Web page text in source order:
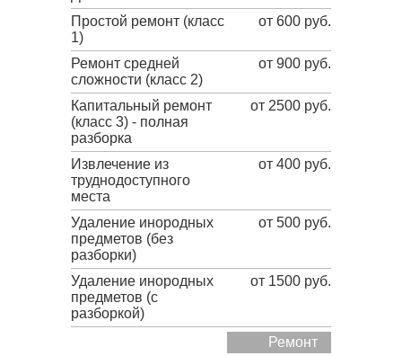
Простой ремонт (класс
1)
от 600 руб.
Ремонт средней
сложности (класс 2)
от 900 руб.
Капитальный ремонт
(класс 3) - полная
разборка
от 2500 руб.
Извлечение из
труднодоступного
места
от 400 руб.
Удаление инородных
предметов (без
разборки)
от 500 руб.
Удаление инородных
предметов (с
разборкой)
от 1500 руб.
Ремонт